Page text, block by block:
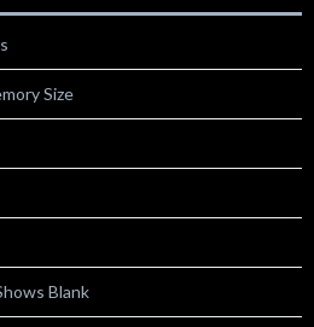
Size
Blank